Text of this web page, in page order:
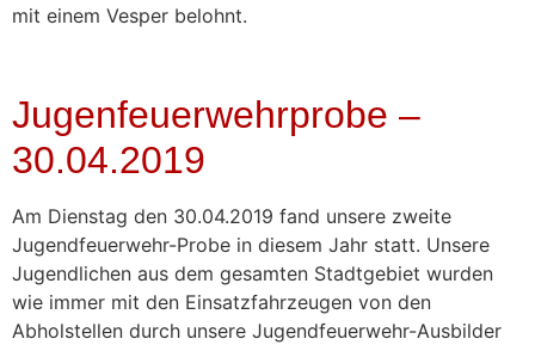
mit einem Vesper belohnt.
Jugenfeuerwehrprobe –
30.04.2019
Am Dienstag den 30.04.2019 fand unsere zweite
Jugendfeuerwehr-Probe in diesem Jahr statt. Unsere
Jugendlichen aus dem gesamten Stadtgebiet wurden
wie immer mit den Einsatzfahrzeugen von den
Abholstellen durch unsere Jugendfeuerwehr-Ausbilder